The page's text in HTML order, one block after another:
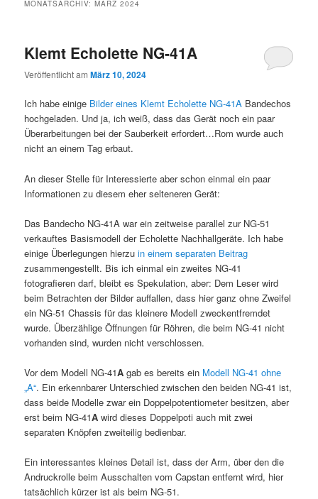
MONATSARCHIV:MÄRZ 2024
Klemt Echolette NG-41A
Veröffentlicht amMärz 10, 2024
Ich habe einige Bilder eines Klemt Echolette NG-41A Bandechos
hochgeladen. Und ja, ich weiß, dass das Gerät noch ein paar
Überarbeitungen bei der Sauberkeit erfordert…Rom wurde auch
nicht an einem Tag erbaut.
An dieser Stelle für Interessierte aber schon einmal ein paar
Informationen zu diesem eher selteneren Gerät:
Das Bandecho NG-41A war ein zeitweise parallel zur NG-51
verkauftes Basismodell der Echolette Nachhallgeräte. Ich habe
einige Überlegungen hierzuin einem separaten Beitrag
zusammengestellt. Bis ich einmal ein zweites NG-41
fotografieren darf, bleibt es Spekulation, aber: Dem Leser wird
beim Betrachten der Bilder auffallen, dass hier ganz ohne Zweifel
ein NG-51 Chassis für das kleinere Modell zweckentfremdet
wurde. Überzählige Öffnungen für Röhren, die beim NG-41 nicht
vorhanden sind, wurden nicht verschlossen.
Vor dem Modell NG-41A gab es bereits ein Modell NG-41 ohne
„A“. Ein erkennbarer Unterschied zwischen den beiden NG-41 ist,
dass beide Modelle zwar ein Doppelpotentiometer besitzen, aber
erst beim NG-41Awird dieses Doppelpoti auch mit zwei
separaten Knöpfen zweiteilig bedienbar.
Ein interessantes kleines Detail ist, dass der Arm, über den die
Andruckrolle beim Ausschalten vom Capstan entfernt wird, hier
tatsächlich kürzer ist als beim NG-51.